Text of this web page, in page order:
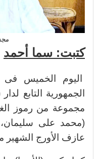
كتبت: سما أحمد
اليوم الخميس
الجمهورية التابع لدار
مجموعة من رموز
(محمد على سليمان،
عازف الأورج